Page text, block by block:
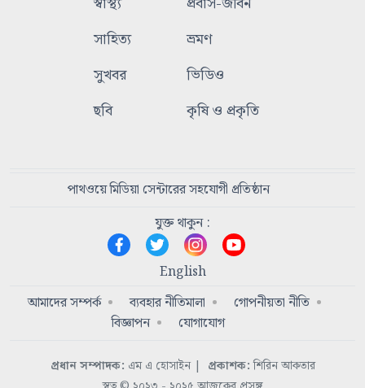
সাহিত্য
ভ্রমণ
সুখবর
ভিডিও
ছবি
কৃষি ও প্রকৃতি
পাথওয়ে মিডিয়া সেন্টারের সহযোগী প্রতিষ্ঠান
যুক্ত থাকুন :
English
আমাদের সম্পর্ক
ব্যবহার নীতিমালা
গোপনীয়তা নীতি
বিজ্ঞাপন
যোগাযোগ
প্রধান সম্পাদক: এম এ হোসাইন | প্রকাশক:শিরিন আকতার